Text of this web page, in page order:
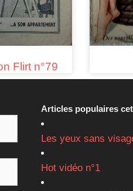
Flirt n°79
Articles populaires
Les yeux sans
Hot vidéo n°1